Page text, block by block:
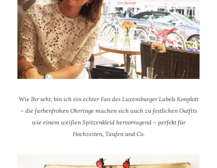
Wie Ihr seht, bin ich ein echter Fan des Luxemburger Labels Konplott
– die farbenfrohen Ohrringe machen sich auch zu festlichen Outfits
wie einem weißen Spitzenkleid hervorragend – perfekt für
Hochzeiten, Taufen und Co.